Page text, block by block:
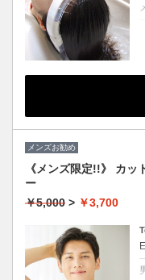
メンズお勧め
《メンズ限定!!》 カ
ー
￥5,000 > ￥3,700